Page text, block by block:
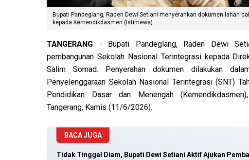
Bupati Pandeglang, Raden Dewi Setiani menyerahkan dokumen lahan
kepada Kemendikdasmen.(Istimewa)
TANGERANG - Bupati Pandeglang, Raden Dewi
pembangunan Sekolah Nasional Terintegrasi kepada
Salim Somad. Penyerahan dokumen dilakukan
Penyelenggaraan Sekolah Nasional Terintegrasi (SNT)
Pendidikan Dasar dan Menengah
Tangerang, Kamis (11/6/2026).
BACA JUGA
Tidak Tinggal Diam, Bupati Dewi Setiani Aktif Ajukan